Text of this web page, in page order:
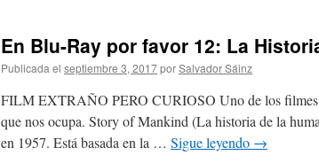
En Blu-Ray por favor 12: La
Publicada el septiembre 3, 2017porSalvador Sáinz
FILM EXTRAÑO PERO CURIOSO Uno de los filmes
que nos ocupa. Story of Mankind (La historia de la
en 1957. Está basada en la … Sigue leyendo →